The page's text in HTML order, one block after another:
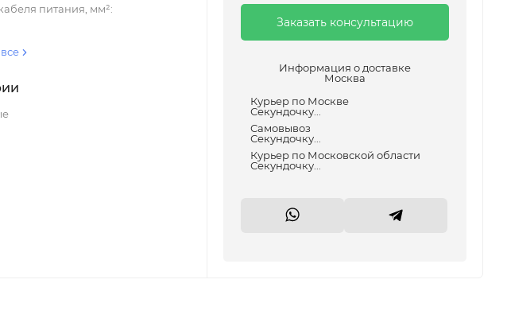
питания, мм²:
Заказать консультацию
Информация о доставке
Москва
Курьер по Москве
Секундочку...
Самовывоз
Секундочку...
Курьер по Московской области
Секундочку...